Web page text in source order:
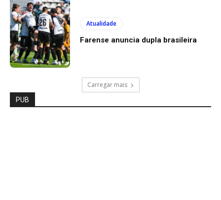
Atualidade
Farense anuncia dupla brasileira
Carregar mais
PUB